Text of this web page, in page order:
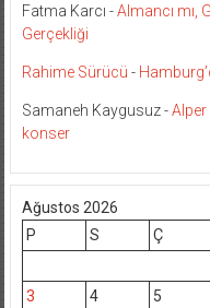
Fatma Karcı -Almancı mı,
Gerçekliği
Rahime Sürücü -
Samaneh Kaygusuz-
konser
Ağustos 2026
P
S Ç
3
4 5